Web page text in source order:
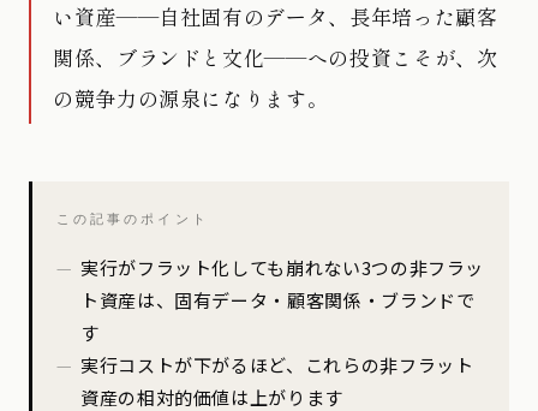
い資産——自社固有のデータ、長年培った顧客
関係、ブランドと文化——への投資こそが、次
の競争力の源泉になります。
この記事のポイント
実行がフラット化しても崩れない3つの非フラッ
ト資産は、固有データ・顧客関係・ブランドで
す
実行コストが下がるほど、これらの非フラット
資産の相対的価値は上がります